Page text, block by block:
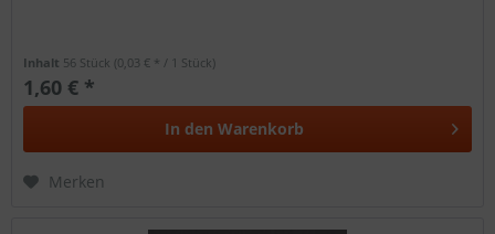
Inhalt 56 Stück (0,03 € * / 1 Stück)
1,60 € *
In den Warenkorb
Merken